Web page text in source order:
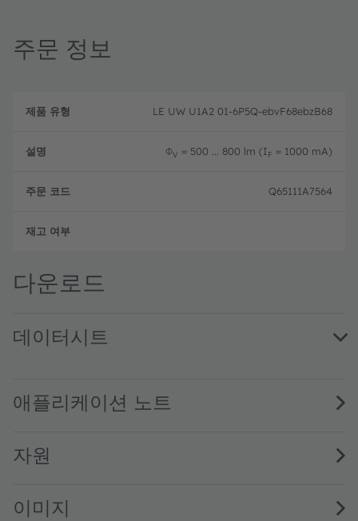
주문 정보
품
설
LE UW U1A2 01-6P5Q-ebvF68ebzB68
ΦV = 500 ... 800 lm (IF = 1000 mA)
Q65111A7564
다운로드
데이터시트
애플리케이션 노트
자원
이미지